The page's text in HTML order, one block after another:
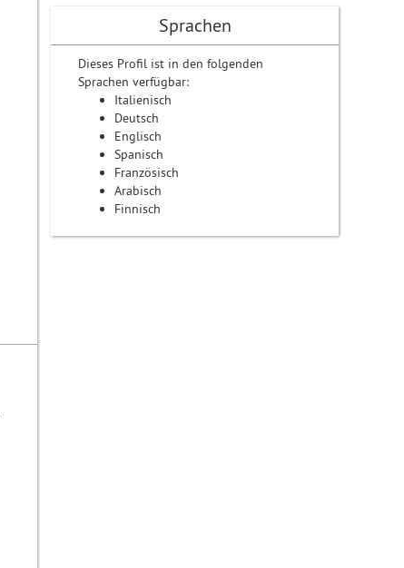
Sprachen
Dieses Profil ist in den folgenden
Sprachen verfügbar:
Italienisch
Deutsch
Englisch
Spanisch
Französisch
Arabisch
Finnisch